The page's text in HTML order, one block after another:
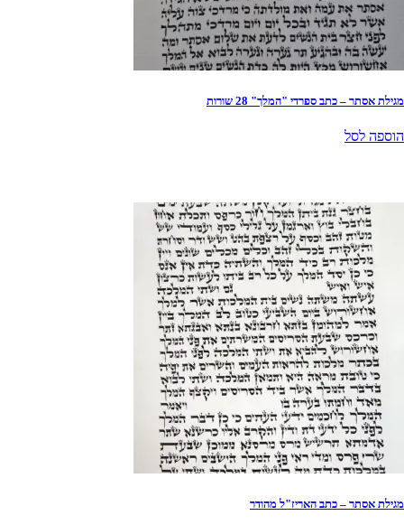
מגילת אסתר – כתב ספרדי "המלך" 28 שורות
הוספה לסל
מגילת אסתר – כתב האריז"ל מהודר